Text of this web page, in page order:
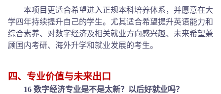
本项目更适合希望进入正规本科培养体系，并愿意在大
学四年持续提升自己的学生。尤其适合希望提升英语能力和
综合素养、对数字经济及相关就业方向感兴趣、未来希望兼
顾国内考研、海外升学和就业发展的考生。
四、专业价值与未来出口
16 数字经济专业是不是太新？以后好就业吗？